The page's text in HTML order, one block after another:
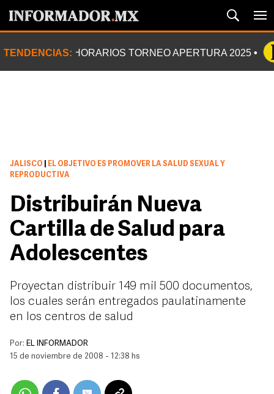
TENDENCIAS: HORARIOS TORNEO APERTURA 2025
JALISCO
EL OBJETIVO ES PROMOVER LA SALUD SEXUAL Y
REPRODUCTIVA
Distribuirán Nueva
Cartilla de Salud para
Adolescentes
Proyectan distribuir 149 mil 500 documentos,
los cuales serán entregados paulatinamente
en los centros de salud
Por: EL INFORMADOR
15 de noviembre de 2008 - 12:38 hs